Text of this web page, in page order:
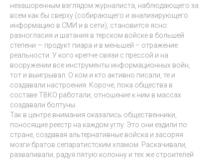
незашоренным взглядом журналиста, наблюдающего за
всем как бы сверху (собирающего и анализирующего
информацию в СМИ и в сети), становится ясно:
разногласия и шатания в терском войске в большей
степени — продукт пиара и в меньшей – отражение
реальности. У кого крепче связи с прессой и на
вооружении все инструменты информационных войн,
тот и выигрывал. О ком и кто активно писали, те и
создавали настроения. Короче, пока общества в
составе ТВКО работали, отношение к ним в массах
создавали болтуны.
Так в центре внимания оказались общественники,
поносящие реестр на каждом углу. Это они ездили по
стране, создавая альтернативные войска и засоряя
мозги братов сепаратистским хламом. Раскачивали,
разваливали, радуя пятую колонну и тех же строителей